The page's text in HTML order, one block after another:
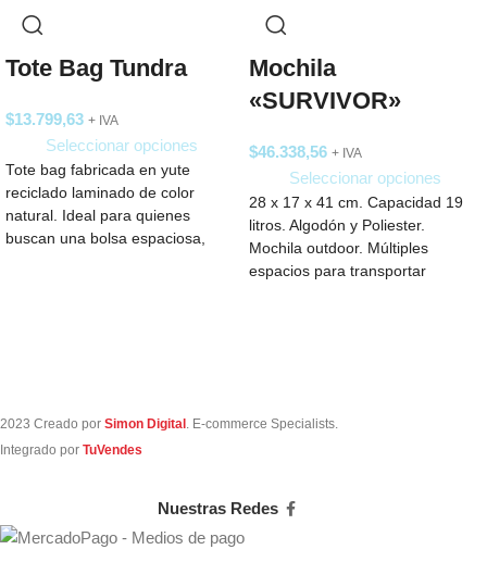
Tote Bag Tundra
$13.799,63 + IVA
Seleccionar opciones
Tote bag fabricada en yute
reciclado laminado de color
natural. Ideal para quienes
buscan una bolsa espaciosa,
Mochila
«SURVIVOR»
$46.338,56 + IVA
Seleccionar opciones
28 x 17 x 41 cm. Capacidad 19
litros. Algodón y Poliester.
Mochila outdoor. Múltiples
espacios para transportar
2023 Creado por Simon Digital . E-commerce Specialists.
Integrado por TuVendes
Nuestras Redes